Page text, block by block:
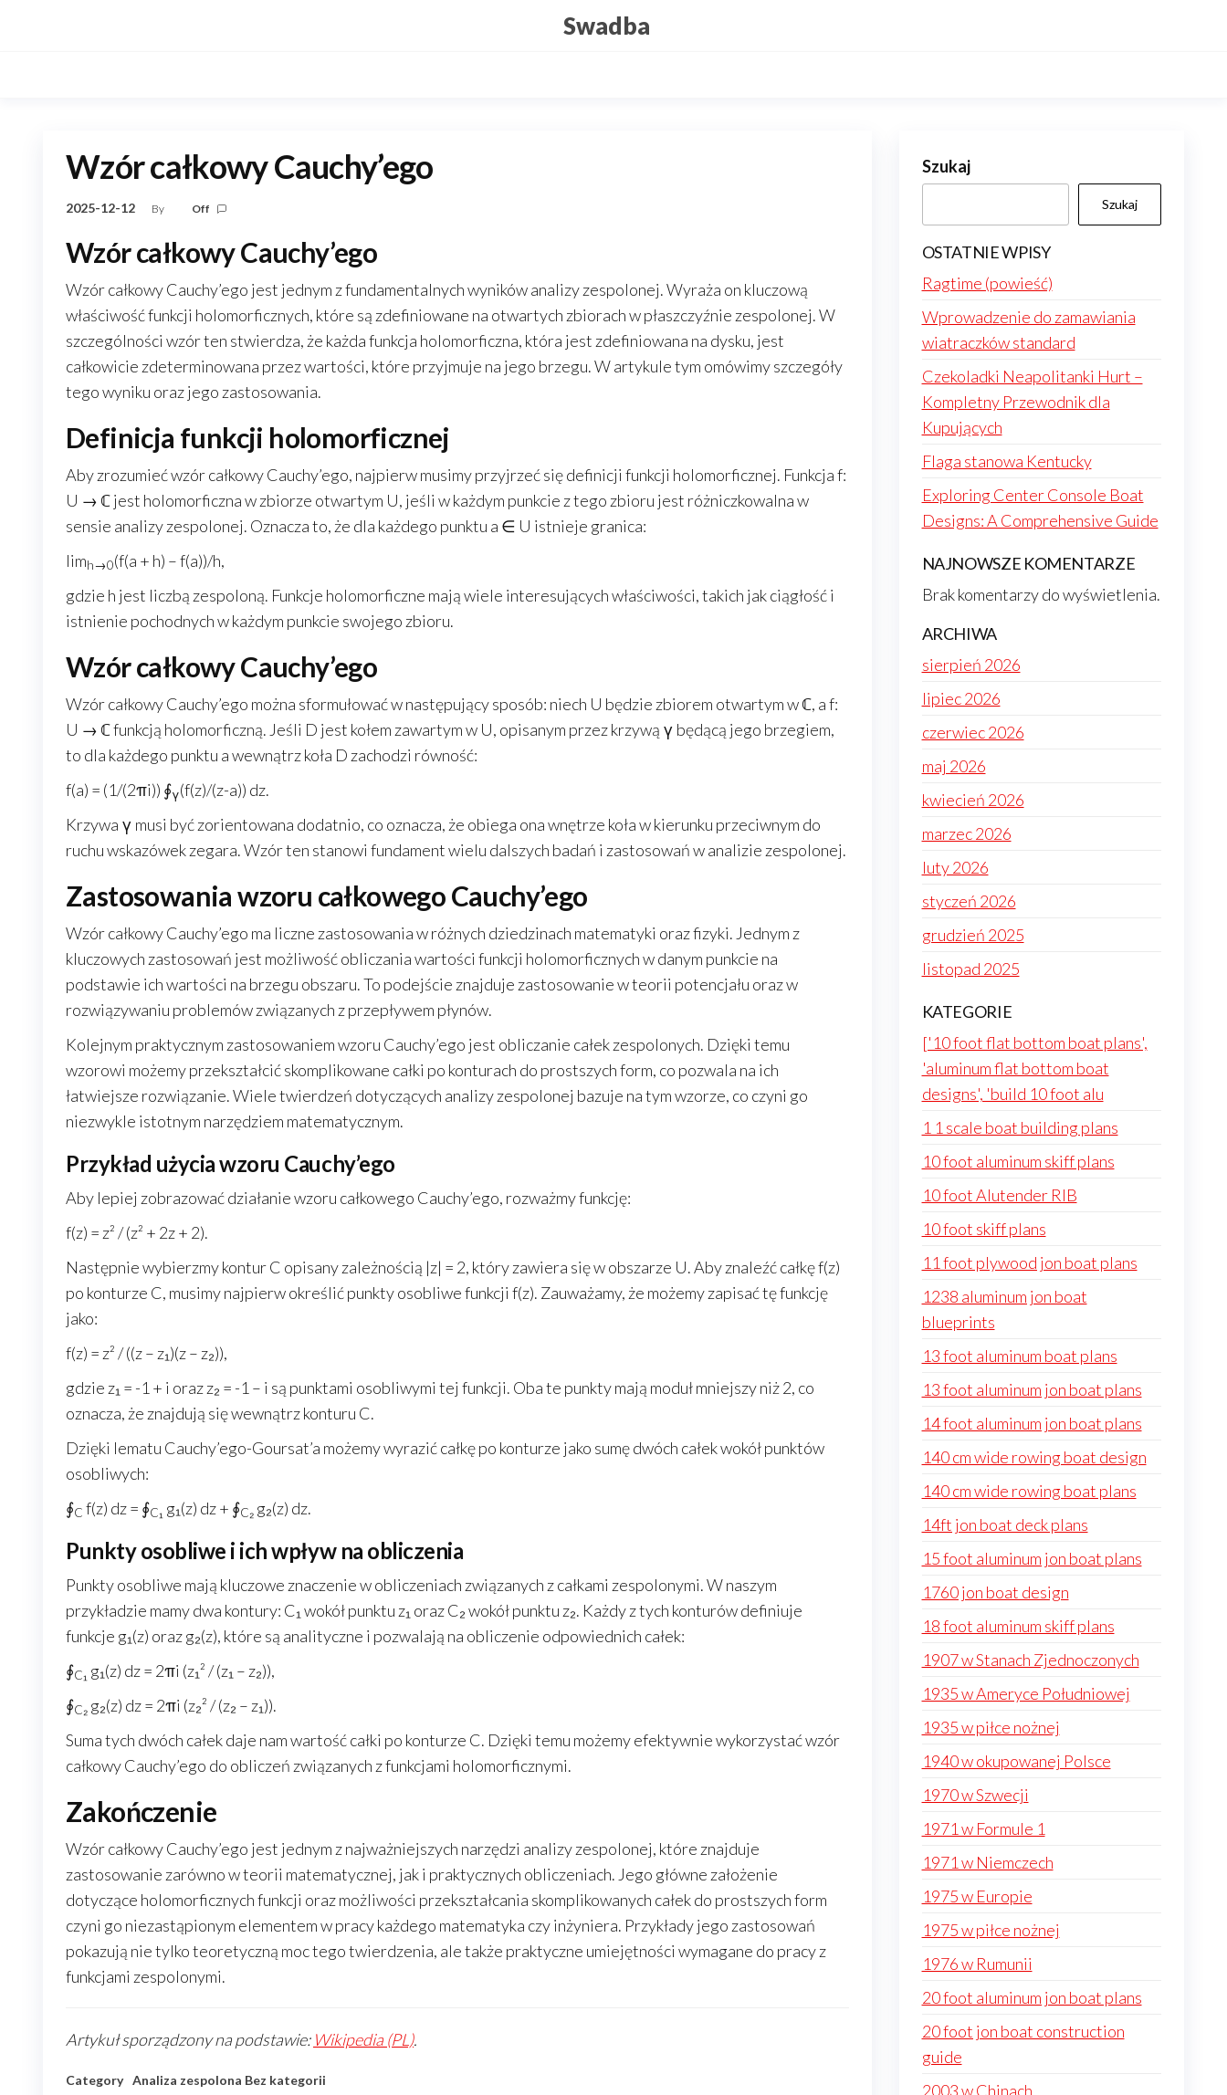
Swadba
Wzór całkowy Cauchy’ego
2025-12-12 By Off
Wzór całkowy Cauchy’ego
Wzór całkowy Cauchy’ego jest jednym z fundamentalnych wyników analizy zespolonej. Wyraża on kluczową
właściwość funkcji holomorficznych, które są zdefiniowane na otwartych zbiorach w płaszczyźnie zespolonej. W
szczególności wzór ten stwierdza, że każda funkcja holomorficzna, która jest zdefiniowana na dysku, jest
całkowicie zdeterminowana przez wartości, które przyjmuje na jego brzegu. W artykule tym omówimy szczegóły
tego wyniku oraz jego zastosowania.
Definicja funkcji holomorficznej
Aby zrozumieć wzór całkowy Cauchy’ego, najpierw musimy przyjrzeć się definicji funkcji holomorficznej. Funkcja f:
U → ℂ jest holomorficzna w zbiorze otwartym U, jeśli w każdym punkcie z tego zbioru jest różniczkowalna w
sensie analizy zespolonej. Oznacza to, że dla każdego punktu a ∈ U istnieje granica:
limh→0(f(a + h) – f(a))/h,
gdzie h jest liczbą zespoloną. Funkcje holomorficzne mają wiele interesujących właściwości, takich jak ciągłość i
istnienie pochodnych w każdym punkcie swojego zbioru.
Wzór całkowy Cauchy’ego
Wzór całkowy Cauchy’ego można sformułować w następujący sposób: niech U będzie zbiorem otwartym w ℂ, a f:
U → ℂ funkcją holomorficzną. Jeśli D jest kołem zawartym w U, opisanym przez krzywą γ będącą jego brzegiem,
to dla każdego punktu a wewnątrz koła D zachodzi równość:
f(a) = (1/(2πi)) ∮γ(f(z)/(z-a)) dz.
Krzywa γ musi być zorientowana dodatnio, co oznacza, że obiega ona wnętrze koła w kierunku przeciwnym do
ruchu wskazówek zegara. Wzór ten stanowi fundament wielu dalszych badań i zastosowań w analizie zespolonej.
Zastosowania wzoru całkowego Cauchy’ego
Wzór całkowy Cauchy’ego ma liczne zastosowania w różnych dziedzinach matematyki oraz fizyki. Jednym z
kluczowych zastosowań jest możliwość obliczania wartości funkcji holomorficznych w danym punkcie na
podstawie ich wartości na brzegu obszaru. To podejście znajduje zastosowanie w teorii potencjału oraz w
rozwiązywaniu problemów związanych z przepływem płynów.
Kolejnym praktycznym zastosowaniem wzoru Cauchy’ego jest obliczanie całek zespolonych. Dzięki temu
wzorowi możemy przekształcić skomplikowane całki po konturach do prostszych form, co pozwala na ich
łatwiejsze rozwiązanie. Wiele twierdzeń dotyczących analizy zespolonej bazuje na tym wzorze, co czyni go
niezwykle istotnym narzędziem matematycznym.
Przykład użycia wzoru Cauchy’ego
Aby lepiej zobrazować działanie wzoru całkowego Cauchy’ego, rozważmy funkcję:
f(z) = z² / (z² + 2z + 2).
Następnie wybierzmy kontur C opisany zależnością |z| = 2, który zawiera się w obszarze U. Aby znaleźć całkę f(z)
po konturze C, musimy najpierw określić punkty osobliwe funkcji f(z). Zauważamy, że możemy zapisać tę funkcję
jako:
f(z) = z² / ((z – z₁)(z – z₂)),
gdzie z₁ = -1 + i oraz z₂ = -1 – i są punktami osobliwymi tej funkcji. Oba te punkty mają moduł mniejszy niż 2, co
oznacza, że znajdują się wewnątrz konturu C.
Dzięki lematu Cauchy’ego-Goursat’a możemy wyrazić całkę po konturze jako sumę dwóch całek wokół punktów
osobliwych:
∮C f(z) dz = ∮C₁ g₁(z) dz + ∮C₂ g₂(z) dz.
Punkty osobliwe i ich wpływ na obliczenia
Punkty osobliwe mają kluczowe znaczenie w obliczeniach związanych z całkami zespolonymi. W naszym
przykładzie mamy dwa kontury: C₁ wokół punktu z₁ oraz C₂ wokół punktu z₂. Każdy z tych konturów definiuje
funkcje g₁(z) oraz g₂(z), które są analityczne i pozwalają na obliczenie odpowiednich całek:
∮C₁ g₁(z) dz = 2πi (z₁² / (z₁ – z₂)),
∮C₂ g₂(z) dz = 2πi (z₂² / (z₂ – z₁)).
Suma tych dwóch całek daje nam wartość całki po konturze C. Dzięki temu możemy efektywnie wykorzystać wzór
całkowy Cauchy’ego do obliczeń związanych z funkcjami holomorficznymi.
Zakończenie
Wzór całkowy Cauchy’ego jest jednym z najważniejszych narzędzi analizy zespolonej, które znajduje
zastosowanie zarówno w teorii matematycznej, jak i praktycznych obliczeniach. Jego główne założenie
dotyczące holomorficznych funkcji oraz możliwości przekształcania skomplikowanych całek do prostszych form
czyni go niezastąpionym elementem w pracy każdego matematyka czy inżyniera. Przykłady jego zastosowań
pokazują nie tylko teoretyczną moc tego twierdzenia, ale także praktyczne umiejętności wymagane do pracy z
funkcjami zespolonymi.
Artykuł sporządzony na podstawie: Wikipedia (PL).
Category Analiza zespolona Bez kategorii
Szukaj
Szukaj
OSTATNIE WPISY
Ragtime (powieść)
Wprowadzenie do zamawiania
wiatraczków standard
Czekoladki Neapolitanki Hurt –
Kompletny Przewodnik dla
Kupujących
Flaga stanowa Kentucky
Exploring Center Console Boat
Designs: A Comprehensive Guide
NAJNOWSZE KOMENTARZE
Brak komentarzy do wyświetlenia.
ARCHIWA
sierpień 2026
lipiec 2026
czerwiec 2026
maj 2026
kwiecień 2026
marzec 2026
luty 2026
styczeń 2026
grudzień 2025
listopad 2025
KATEGORIE
['10 foot flat bottom boat plans',
'aluminum flat bottom boat
designs', 'build 10 foot alu
1 1 scale boat building plans
10 foot aluminum skiff plans
10 foot Alutender RIB
10 foot skiff plans
11 foot plywood jon boat plans
1238 aluminum jon boat
blueprints
13 foot aluminum boat plans
13 foot aluminum jon boat plans
14 foot aluminum jon boat plans
140 cm wide rowing boat design
140 cm wide rowing boat plans
14ft jon boat deck plans
15 foot aluminum jon boat plans
1760 jon boat design
18 foot aluminum skiff plans
1907 w Stanach Zjednoczonych
1935 w Ameryce Południowej
1935 w piłce nożnej
1940 w okupowanej Polsce
1970 w Szwecji
1971 w Formule 1
1971 w Niemczech
1975 w Europie
1975 w piłce nożnej
1976 w Rumunii
20 foot aluminum jon boat plans
20 foot jon boat construction
guide
2003 w Chinach